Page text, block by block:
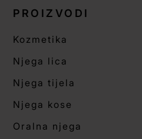
PROIZVODI
Kozmetika
Njega lica
Njega tijela
Njega kose
Oralna njega